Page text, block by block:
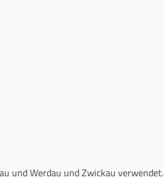
und Werdau und Zwickau verwendet.